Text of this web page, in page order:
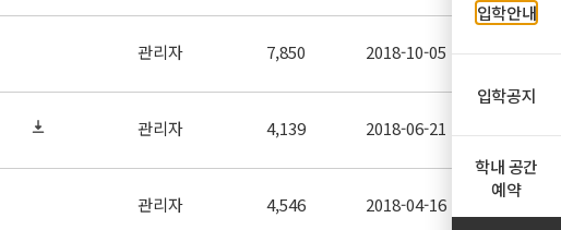
관리자 7,850 2018-10-05
관리자 4,139 2018-06-21
관리자 4,546 2018-04-16
입학안내
입학공지
학내 공간
예약